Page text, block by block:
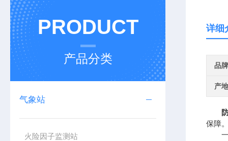
PRODUCT
产品分类
气象站
火险因子监测站
详细
品牌
产
保障
一